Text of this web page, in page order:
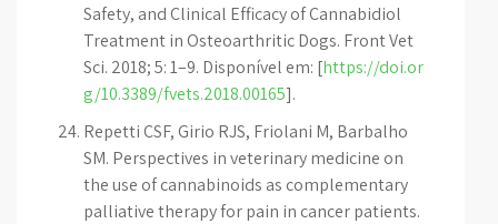
Safety, and Clinical Efficacy of Cannabidiol
Treatment in Osteoarthritic Dogs. Front Vet
Sci. 2018; 5: 1–9. Disponível em: [https://doi.or
g/10.3389/fvets.2018.00165].
Repetti CSF, Girio RJS, Friolani M, Barbalho
SM. Perspectives in veterinary medicine on
the use of cannabinoids as complementary
palliative therapy for pain in cancer patients.